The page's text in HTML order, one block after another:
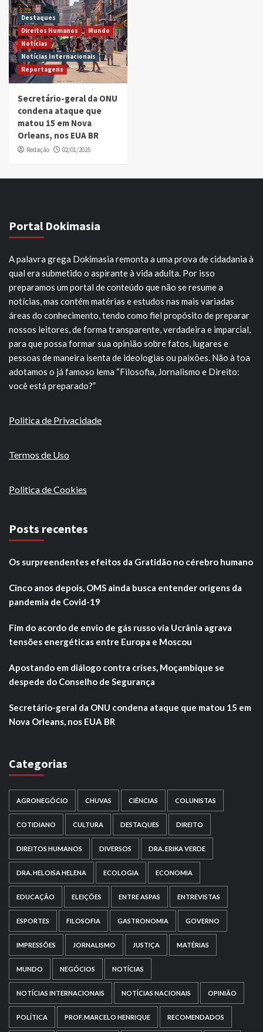
Destaques
Direitos Humanos
Mundo
Notícias
Notícias Internacionais
Reportagens
Secretário-geral da ONU
condena ataque que
matou 15 em Nova
Orleans, nos EUA BR
Redação 02/01/2025
Portal Dokimasia
A palavra grega Dokimasia remonta a uma prova de cidadania à
qual era submetido o aspirante à vida adulta. Por isso
preparamos um portal de conteúdo que não se resume a
notícias, mas contém matérias e estudos nas mais variadas
áreas do conhecimento, tendo como fiel propósito de preparar
nossos leitores, de forma transparente, verdadeira e imparcial,
para que possa formar sua opinião sobre fatos, lugares e
pessoas de maneira isenta de ideologias ou paixões. Não à toa
adotamos o já famoso lema “Filosofia, Jornalismo e Direito:
você está preparado?”
Politica de Privacidade
Termos de Uso
Politica de Cookies
Posts recentes
Os surpreendentes efeitos da Gratidão no cérebro humano
Cinco anos depois, OMS ainda busca entender origens da
pandemia de Covid-19
Fim do acordo de envio de gás russo via Ucrânia agrava
tensões energéticas entre Europa e Moscou
Apostando em diálogo contra crises, Moçambique se
despede do Conselho de Segurança
Secretário-geral da ONU condena ataque que matou 15 em
Nova Orleans, nos EUA BR
Categorias
AGRONEGÓCIO CHUVAS CIÊNCIAS COLUNISTAS
COTIDIANO CULTURA DESTAQUES DIREITO
DIREITOS HUMANOS DIVERSOS DRA. ERIKA VERDE
DRA. HELOISA HELENA ECOLOGIA ECONOMIA
EDUCAÇÃO ELEIÇÕES ENTRE ASPAS ENTREVISTAS
ESPORTES FILOSOFIA GASTRONOMIA GOVERNO
IMPRESSÕES JORNALISMO JUSTIÇA MATÉRIAS
MUNDO NEGÓCIOS NOTÍCIAS
NOTÍCIAS INTERNACIONAIS NOTÍCIAS NACIONAIS OPINIÃO
POLÍTICA PROF. MARCELO HENRIQUE RECOMENDADOS